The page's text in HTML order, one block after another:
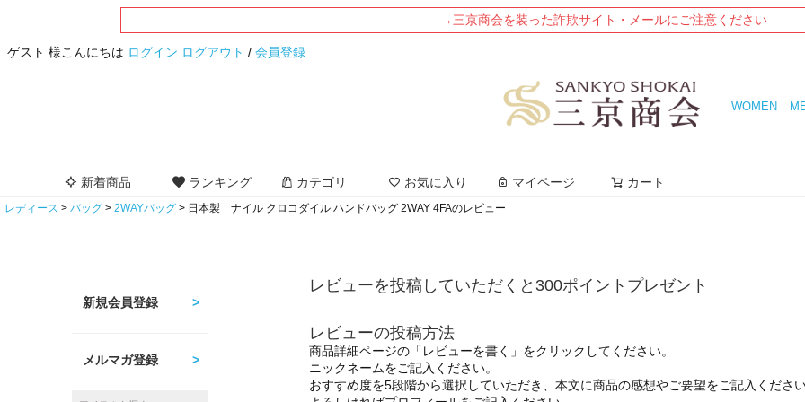
→三京商会を装った詐欺サイト・メールにご注意ください
ゲスト 様こんにちは ログイン ログアウト / 会員登録
WOMEN
新着商品 ランキング カテゴリ お気に入り マイページ カート
レディース バッグ 2WAYバッグ 日本製 ナイル クロコダイル ハンドバッグ 2WAY 4FAのレビュー
新規会員登録
メルマガ登録
レビューを投稿していただくと300ポイントプレゼント
レビューの投稿方法
商品詳細ページの「レビューを書く」をクリックしてください。
ニックネームをご記入ください。
おすすめ度を5段階から選択していただき、本文に商品の感想やご要望をご記入ください